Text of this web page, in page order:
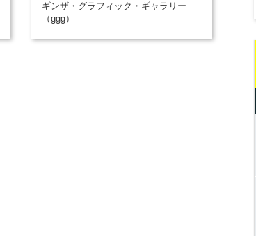
ギンザ・グラフィック・ギャラリー
（ggg）